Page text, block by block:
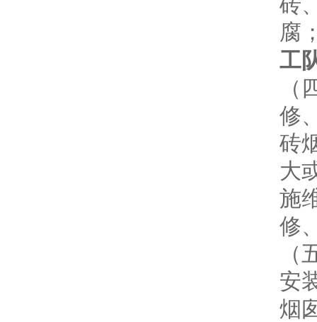
腐
工
修
砖
大
施
修
安
烟